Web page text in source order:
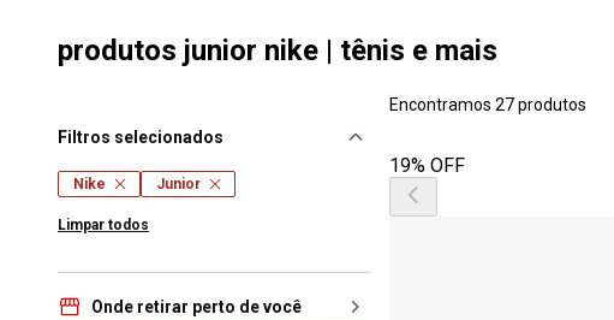
produtos junior nike | tênis e mais
Filtros selecionados
Nike Junior
Limpar todos
Onde retirar perto de você
Encontramos 27 produtos
19% OFF